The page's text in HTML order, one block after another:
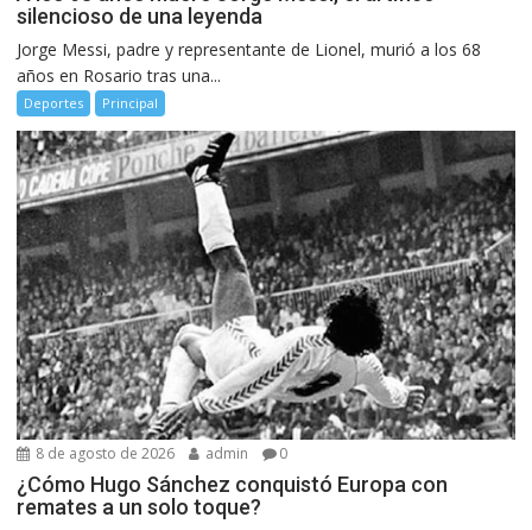
silencioso de una leyenda
Jorge Messi, padre y representante de Lionel, murió a los 68
años en Rosario tras una...
Deportes Principal
8 de agosto de 2026 admin 0
¿Cómo Hugo Sánchez conquistó Europa con
remates a un solo toque?